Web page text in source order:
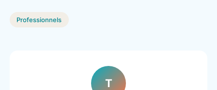
Professionnels
T